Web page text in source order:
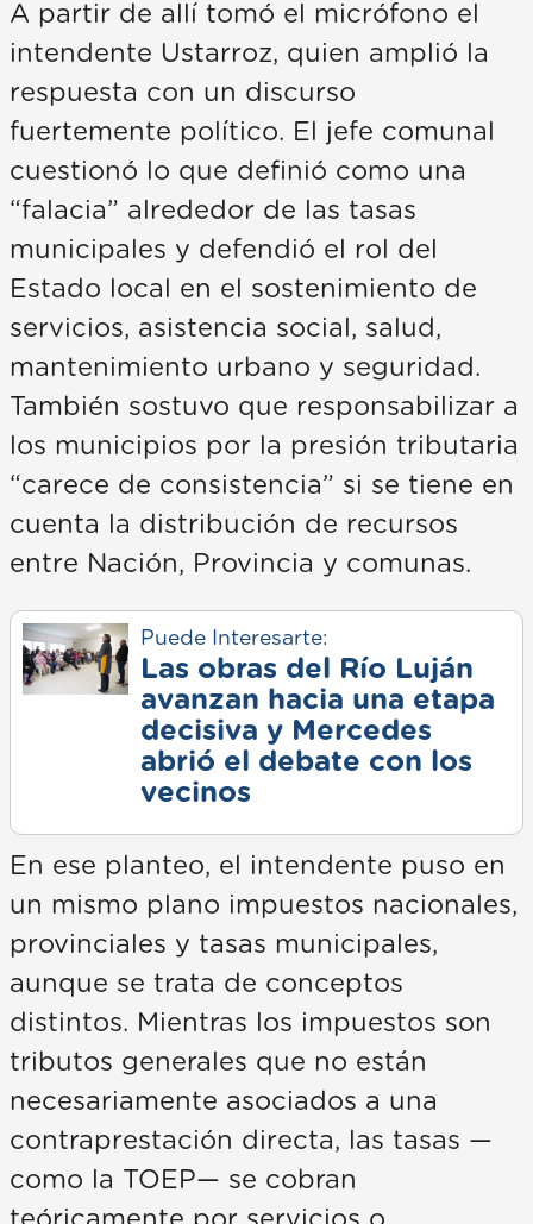
A partir de allí tomó el micrófono el
intendente Ustarroz, quien amplió la
respuesta con un discurso
fuertemente político. El jefe comunal
cuestionó lo que definió como una
“falacia” alrededor de las tasas
municipales y defendió el rol del
Estado local en el sostenimiento de
servicios, asistencia social, salud,
mantenimiento urbano y seguridad.
También sostuvo que responsabilizar a
los municipios por la presión tributaria
“carece de consistencia” si se tiene en
cuenta la distribución de recursos
entre Nación, Provincia y comunas.
Puede Interesarte:
Las obras del Río Luján
avanzan hacia una etapa
decisiva y Mercedes
abrió el debate con los
vecinos
En ese planteo, el intendente puso en
un mismo plano impuestos nacionales,
provinciales y tasas municipales,
aunque se trata de conceptos
distintos. Mientras los impuestos son
tributos generales que no están
necesariamente asociados a una
contraprestación directa, las tasas —
como la TOEP— se cobran